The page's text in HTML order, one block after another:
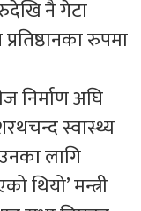
नै गेटा
रुपमा
निर्माण अघि
स्वास्थ्य
लागि
थियो’ मन्त्री